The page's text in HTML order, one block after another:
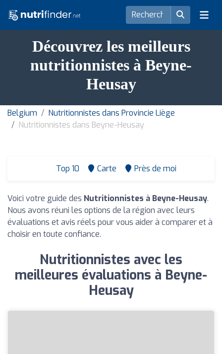
Découvrez les meilleurs
nutritionnistes à Beyne-
Heusay
Belgium
Nutritionnistes dans Provincie Liège
Nutritionnistes dans Beyne-Heusay
Top 10 Carte Près de moi
Voici votre guide des Nutritionnistes à Beyne-Heusay.
Nous avons réuni les options de la région avec leurs
évaluations et avis réels pour vous aider à comparer et à
choisir en toute confiance.
Nutritionnistes avec les
meilleures évaluations à Beyne-
Heusay